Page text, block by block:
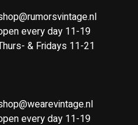
every day 11-19
& Fridays 11-21
every day 11-19